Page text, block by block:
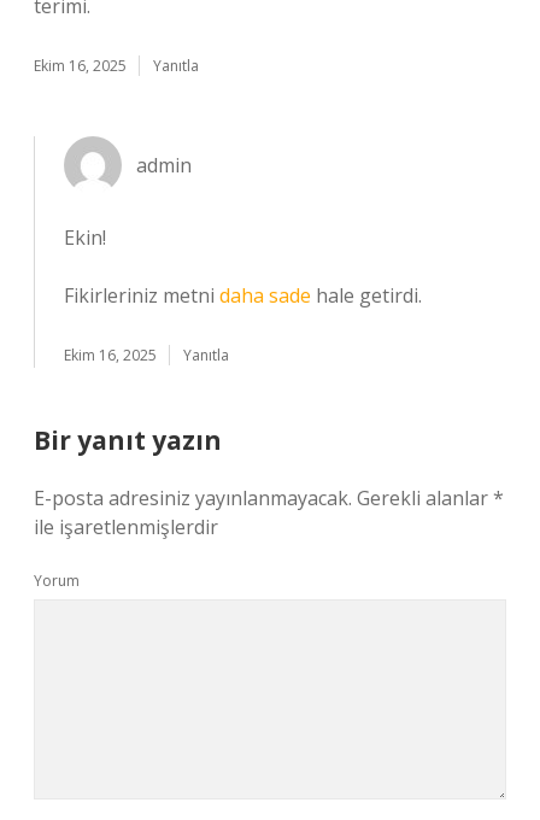
terimi.
Ekim 16, 2025 Yanıtla
admin
Ekin!
Fikirleriniz metni daha sade hale getirdi.
Ekim 16, 2025 Yanıtla
Bir yanıt yazın
E-posta adresiniz yayınlanmayacak. Gerekli alanlar*
ile işaretlenmişlerdir
Yorum